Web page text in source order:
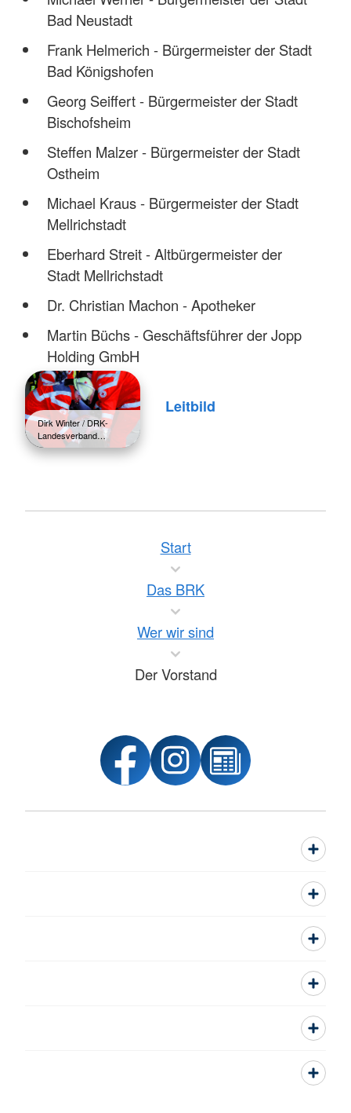
Bad Neustadt
Frank Helmerich - Bürgermeister der Stadt
Bad Königshofen
Georg Seiffert - Bürgermeister der Stadt
Bischofsheim
Steffen Malzer - Bürgermeister der Stadt
Ostheim
Michael Kraus - Bürgermeister der Stadt
Mellrichstadt
Eberhard Streit - Altbürgermeister der
Stadt Mellrichstadt
Dr. Christian Machon - Apotheker
Martin Büchs - Geschäftsführer der Jopp
Holding GmbH
Dirk Winter / DRK-
Landesverband…
Leitbild
Start
Das BRK
Wer wir sind
Der Vorstand